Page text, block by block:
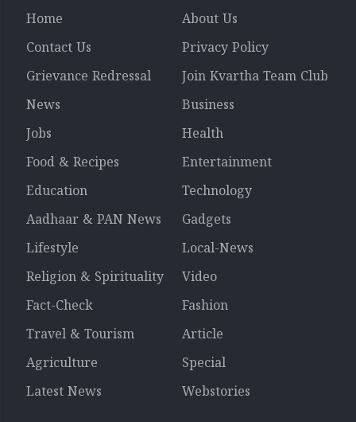
Home
About Us
Contact Us
Privacy Policy
Grievance Redressal
Join Kvartha Team Club
News
Business
Jobs
Health
Food & Recipes
Entertainment
Education
Technology
Aadhaar & PAN News
Gadgets
Lifestyle
Local-News
Religion & Spirituality
Video
Fact-Check
Fashion
Travel & Tourism
Article
Agriculture
Special
Latest News
Webstories